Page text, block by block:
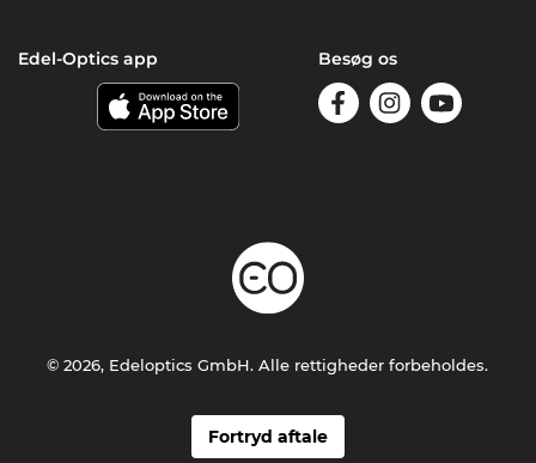
Edel-Optics app Besøg os
Fortryd aftale
© 2026, Edeloptics GmbH. Alle rettigheder forbeholdes.